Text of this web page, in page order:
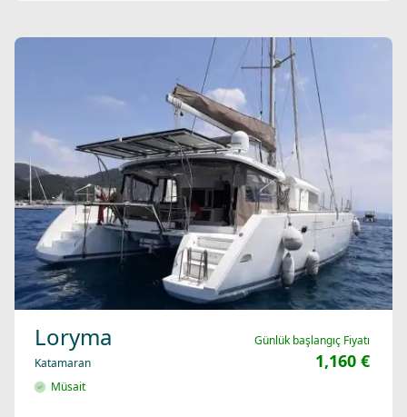
Loryma
Katamaran
Müsait
Günlük başlangıç Fiyatı
1,160 €